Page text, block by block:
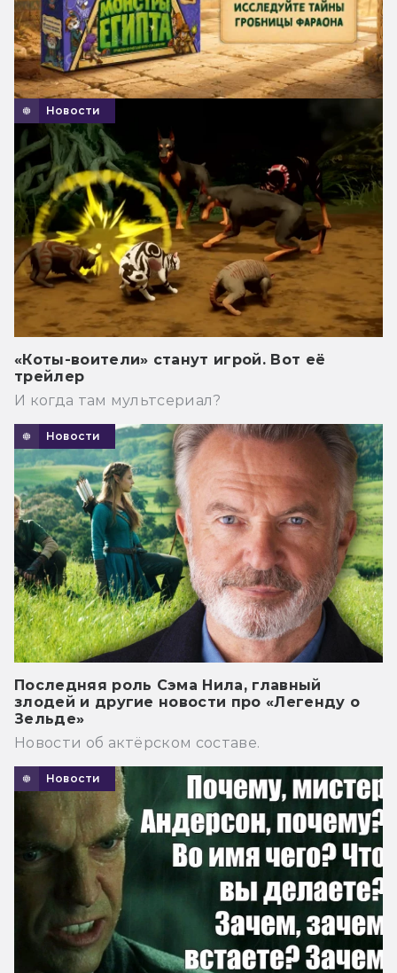
Новости
«Коты-воители» станут игрой. Вот её
трейлер
И когда там мультсериал?
Новости
Последняя роль Сэма Нила, главный
злодей и другие новости про «Легенду о
Зельде»
Новости об актёрском составе.
Новости